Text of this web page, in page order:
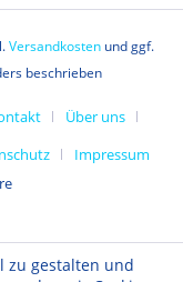
Versandkosten und ggf.
beschrieben
Über uns
Impressum
zu gestalten und